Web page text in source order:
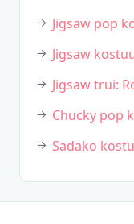
Jigsaw pop
Jigsaw
Jigsaw trui:
Chucky pop
Sadako